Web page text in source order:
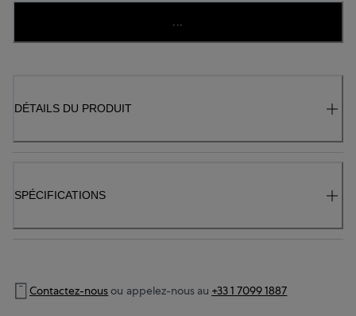
...
DÉTAILS DU PRODUIT
SPÉCIFICATIONS
Contactez-nousou appelez-nous au +33 1 7099 1887